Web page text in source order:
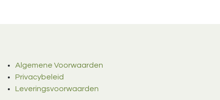
Algemene Voorwaarden
Privacybeleid
Leveringsvoorwaarden